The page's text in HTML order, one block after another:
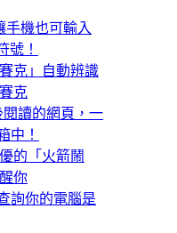
手機也可輸入
號！
克」自動辨識
克
閱讀的網頁，一
中！
的「火箭鬧
你
詢你的電腦是